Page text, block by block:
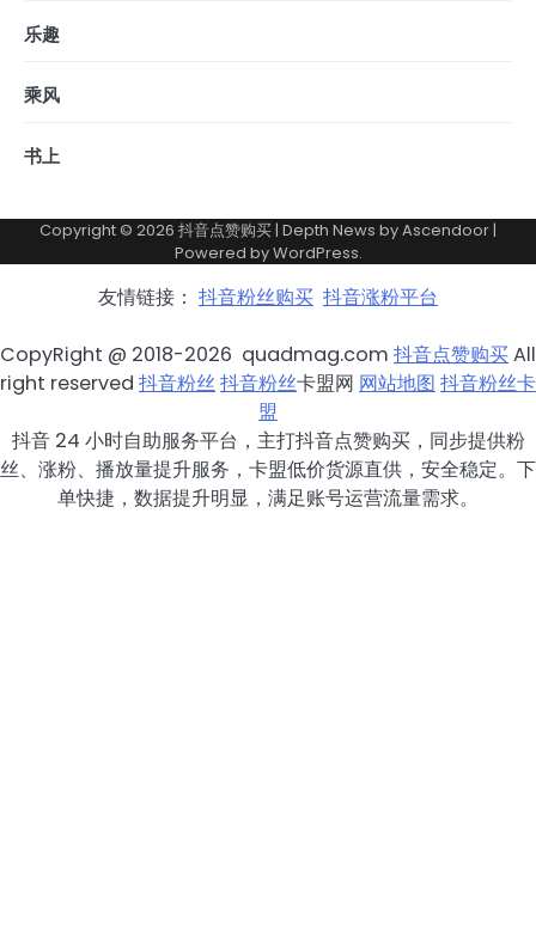
乐趣
乘风
书上
Copyright © 2026 抖音点赞购买| Depth News byAscendoor|
Powered byWordPress.
友情链接： 抖音粉丝购买 抖音涨粉平台
CopyRight @ 2018-2026 quadmag.com 抖音点赞购买All
right reserved 抖音粉丝抖音粉丝卡盟网 网站地图 抖音粉丝卡
盟
抖音 24 小时自助服务平台，主打抖音点赞购买，同步提供粉
丝、涨粉、播放量提升服务，卡盟低价货源直供，安全稳定。下
单快捷，数据提升明显，满足账号运营流量需求。